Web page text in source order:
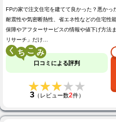
FPの家で注文住宅を建てて良かった？悪かっ
耐震性や気密断熱性、省エネ性などの住宅性
保障やアフターサービスの情報や値下げ方法
リサーチ」だけ…
く こ
口コミによる評判
★★★★★
★★★★★
3（レビュー数2件）